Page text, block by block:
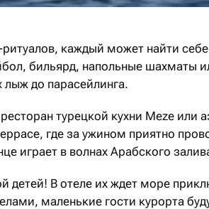
каждый может найти себе
бильярд, напольные шахматы
лыж до парасейлинга.
турецкой кухни Meze или
где за ужином приятно
играет в волнах Арабского
детей! В отеле их ждет море
маленькие гости курорта